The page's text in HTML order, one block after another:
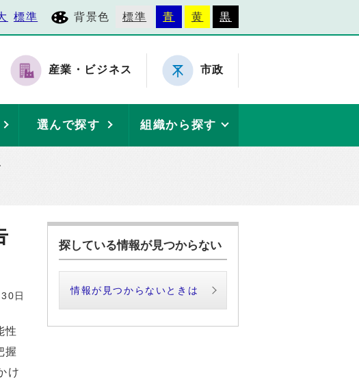
標準 背景色 標準 青 黄 黒
産業・ビジネス 市政
選んで探す 組織から探す
日
性
握
け
探している情報が見つからない
情報が見つからないときは